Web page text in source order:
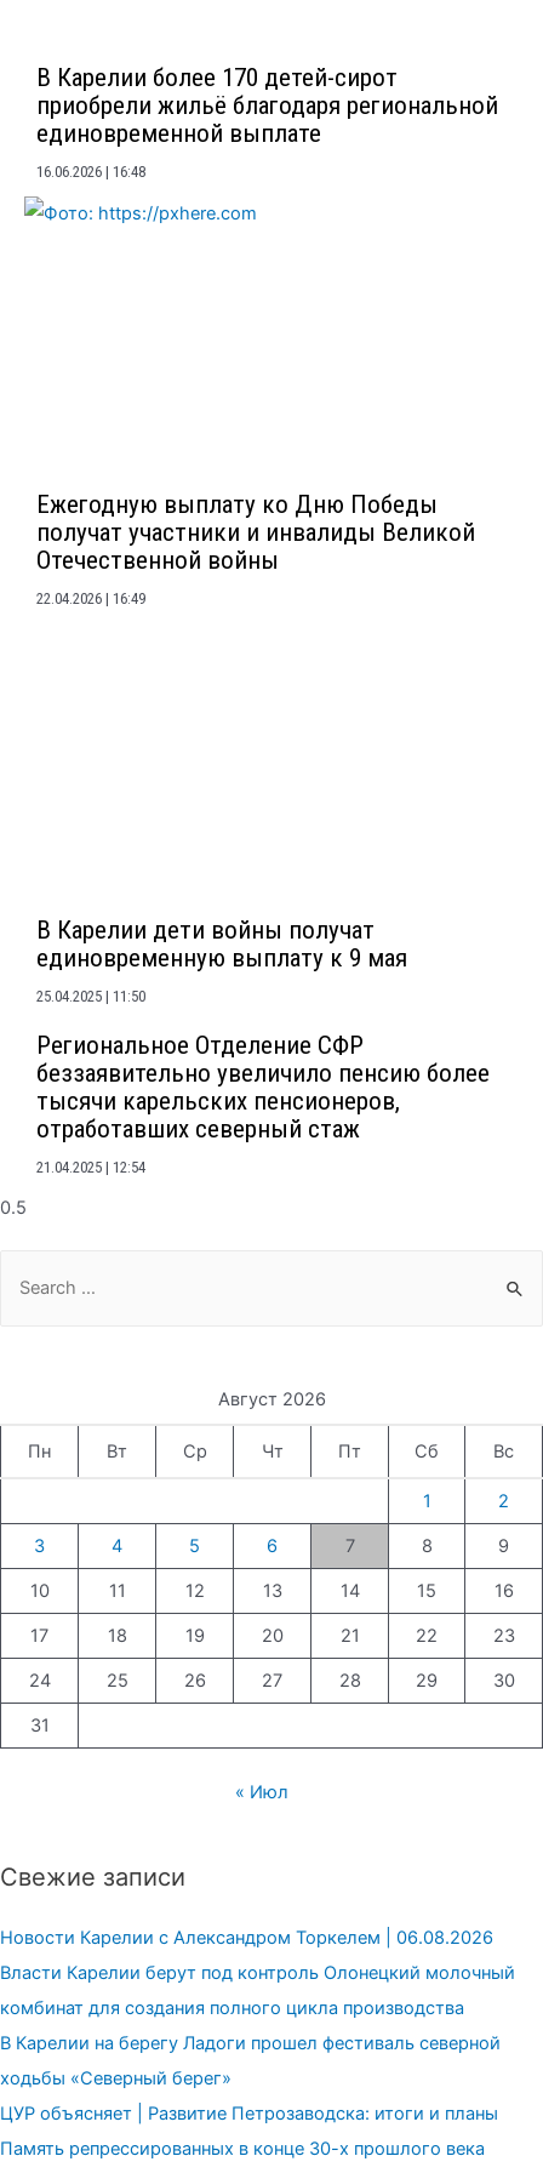
В Карелии более 170 детей-сирот
приобрели жильё благодаря региональной
единовременной выплате
16.06.2026 16:48
Ежегодную выплату ко Дню Победы
получат участники и инвалиды Великой
Отечественной войны
22.04.2026 16:49
В Карелии дети войны получат
единовременную выплату к 9 мая
25.04.2025 11:50
Региональное Отделение СФР
беззаявительно увеличило пенсию более
тысячи карельских пенсионеров,
отработавших северный стаж
21.04.2025 12:54
for:
Август 2026
Пн Вт Ср Чт Пт Сб Вс
1 2
3 4 5 6 7 8 9
10 11 12 13 14 15 16
17 18 19 20 21 22 23
24 25 26 27 28 29 30
31
« Июл
Свежие записи
Новости Карелии с Александром Торкелем | 06.08.2026
Власти Карелии берут под контроль Олонецкий молочный
комбинат для создания полного цикла производства
В Карелии на берегу Ладоги прошел фестиваль северной
ходьбы «Северный берег»
ЦУР объясняет | Развитие Петрозаводска: итоги и планы
Память репрессированных в конце 30-х прошлого века